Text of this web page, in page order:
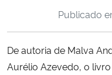
Ministério do Meio Ambiente
Publicado
De autoria de Malva
Aurélio Azevedo, o